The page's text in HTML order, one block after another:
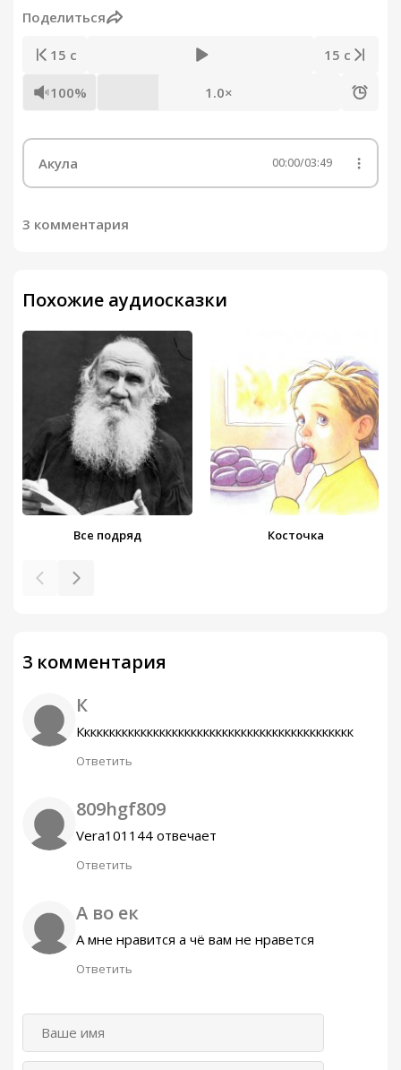
Поделиться
15 с 15 с
100% 1.0×
Акула 00:00/03:49
3 комментария
Похожие аудиосказки
Все подряд Косточка
3 комментария
К
Кккккккккккккккккккккккккккккккккккккккккккк
Ответить
809hgf809
Vera101144 отвечает
Ответить
А во ек
А мне нравится а чё вам не нравется
Ответить